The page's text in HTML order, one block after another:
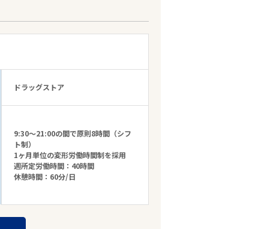
ドラッグストア
9:30～21:00の間で原則8時間（シフ
ト制）
1ヶ月単位の変形労働時間制を採用
週所定労働時間：40時間
休憩時間：60分/日